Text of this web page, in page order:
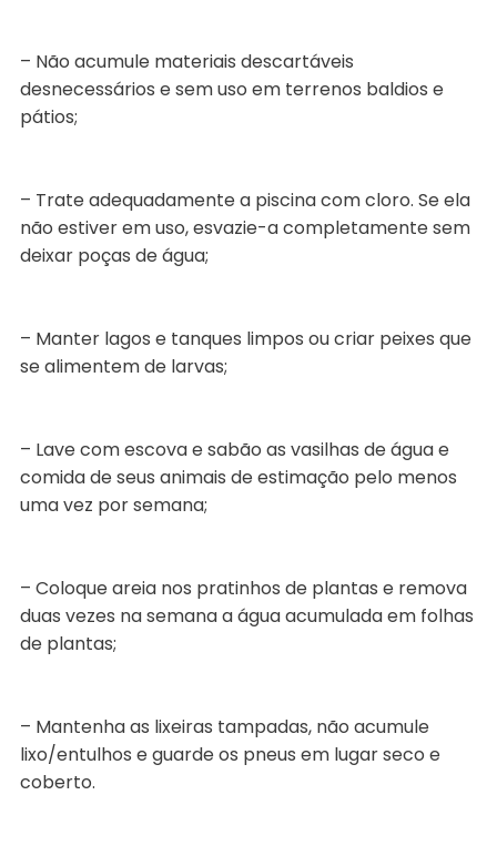
– Não acumule materiais descartáveis
desnecessários e sem uso em terrenos baldios e
pátios;
– Trate adequadamente a piscina com cloro. Se ela
não estiver em uso, esvazie-a completamente sem
deixar poças de água;
– Manter lagos e tanques limpos ou criar peixes que
se alimentem de larvas;
– Lave com escova e sabão as vasilhas de água e
comida de seus animais de estimação pelo menos
uma vez por semana;
– Coloque areia nos pratinhos de plantas e remova
duas vezes na semana a água acumulada em folhas
de plantas;
– Mantenha as lixeiras tampadas, não acumule
lixo/entulhos e guarde os pneus em lugar seco e
coberto.